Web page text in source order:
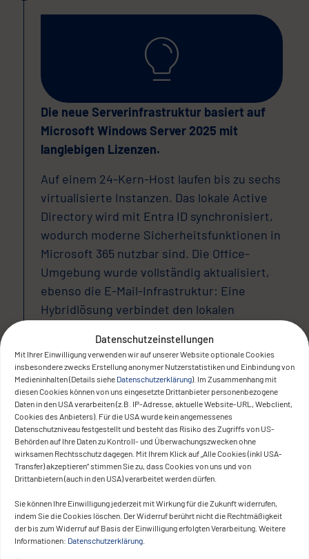
Datenschutzeinstellungen
Mit Ihrer Einwilligung verwenden wir auf unserer Website optionale Cookies
insbesondere zwecks Erstellung anonymer Nutzerstatistiken und Einbindung von
Medieninhalten (Details siehe Datenschutzerklärung). Im Zusammenhang mit
diesen Cookies können von uns eingesetzte Drittanbieter personenbezogene
Daten in den USA verarbeiten (z.B. IP-Adresse, aktuelle Website-URL, Webclient,
Cookies des Anbieters). Für die USA wurde kein angemessenes
Datenschutzniveau festgestellt und besteht das Risiko des Zugriffs von US-
Behörden auf Ihre Daten zu Kontroll- und Überwachungszwecken ohne
wirksamen Rechtsschutz dagegen. Mit Ihrem Klick auf „Alle Cookies (inkl USA-
Transfer) akzeptieren“ stimmen Sie zu, dass Cookies von uns und von
Drittanbietern (auch in den USA) verarbeitet werden dürfen.
Sie können Ihre Einwilligung jederzeit mit Wirkung für die Zukunft widerrufen,
indem Sie die Cookies löschen. Der Widerruf berührt nicht die Rechtmäßigkeit
der bis zum Widerruf auf Basis der Einwilligung erfolgten Verarbeitung. Weitere
Informationen: Datenschutzerklärung
Die neue Serverinfrastruktur basiert auf
Microsoft Windows Server 2025 mit
langlebigen Lizenzen.
Auf einem 24-Kern-Host laufen bis zu sechs
virtualisierte Instanzen. Das lokale Active
Directory wird mit Entra ID synchronisiert,
wodurch moderne Sicherheitsfunktionen in
Microsoft 365 nutzbar sind. Die Office-
Umgebung wurde vollständig aktualisiert,
ebenso die E-Mail-Infrastruktur: Eine
Hybridlösung verbindet den lokalen
The result
Die moderne Infrastruktur bietet
verbesserte Ausfallsicherheit, höhere